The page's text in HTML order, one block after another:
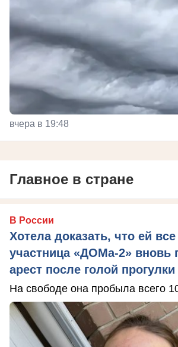
вчера в 19:48
Главное в стране
В России
Хотела доказать, что ей
участница «ДОМа-2» вновь
арест после голой прогулки
На свободе она пробыла всего